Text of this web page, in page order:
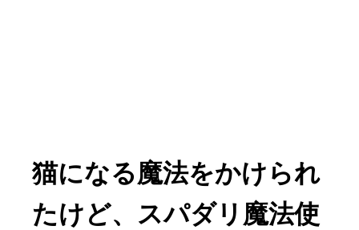
猫になる魔法をかけられ
たけど、スパダリ魔法使